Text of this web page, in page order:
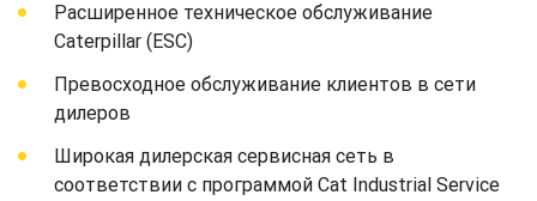
Расширенное техническое обслуживание
Caterpillar (ESC)
Превосходное обслуживание клиентов в сети
дилеров
Широкая дилерская сервисная сеть в
соответствии с программой Cat Industrial Service